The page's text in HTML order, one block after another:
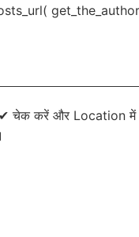
✔ चेक करें और Location में